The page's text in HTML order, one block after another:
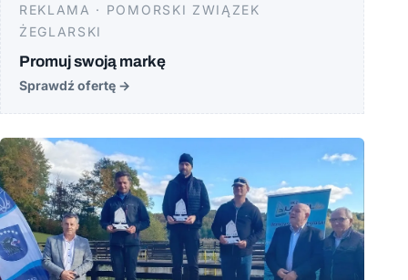
REKLAMA · POMORSKI ZWIĄZEK
ŻEGLARSKI
Promuj swoją markę
Sprawdź ofertę →